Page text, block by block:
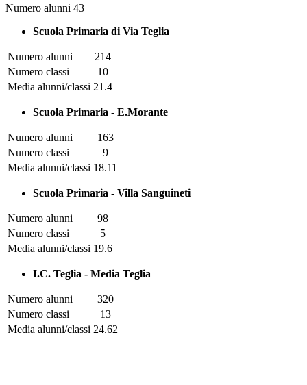
Numero alunni 43
Scuola Primaria di Via Teglia
Numero alunni
214
Numero classi
10
Media alunni/classi 21.4
Scuola Primaria - E.Morante
Numero alunni
163
Numero classi
9
Media alunni/classi 18.11
Scuola Primaria - Villa Sanguineti
Numero alunni
98
Numero classi
5
Media alunni/classi 19.6
I.C. Teglia - Media Teglia
Numero alunni
320
Numero classi
13
Media alunni/classi 24.62